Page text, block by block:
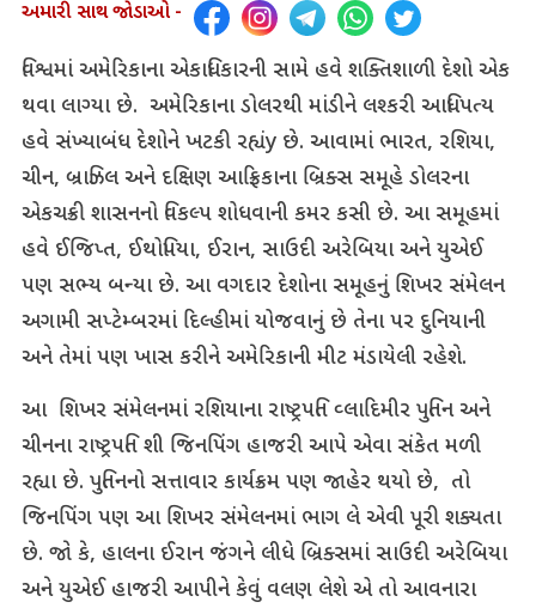
અમારી સાથ જોડાઓ -
વિશ્વમાં અમેરિકાના એકાધિકારની સામે હવે શક્તિશાળી દેશો એક
થવા લાગ્યા છે. અમેરિકાના ડોલરથી માંડીને લશ્કરી આધિપત્ય
હવે સંખ્યાબંધ દેશોને ખટકી રહ્યંy છે. આવામાં ભારત, રશિયા,
ચીન, બ્રાઝિલ અને દક્ષિણ આફ્રિકાના બ્રિક્સ સમૂહે ડોલરના
એકચક્રી શાસનનો વિકલ્પ શોધવાની કમર કસી છે. આ સમૂહમાં
હવે ઈજિપ્ત, ઈથોપિયા, ઈરાન, સાઉદી અરેબિયા અને યુએઈ
પણ સભ્ય બન્યા છે. આ વગદાર દેશોના સમૂહનું શિખર સંમેલન
અગામી સપ્ટેમ્બરમાં દિલ્હીમાં યોજવાનું છે તેના પર દુનિયાની
અને તેમાં પણ ખાસ કરીને અમેરિકાની મીટ મંડાયેલી રહેશે.
આ શિખર સંમેલનમાં રશિયાના રાષ્ટ્રપતિ વ્લાદિમીર પુતિન અને
ચીનના રાષ્ટ્રપતિ શી જિનપિંગ હાજરી આપે એવા સંકેત મળી
રહ્યા છે. પુતિનનો સત્તાવાર કાર્યક્રમ પણ જાહેર થયો છે, તો
જિનપિંગ પણ આ શિખર સંમેલનમાં ભાગ લે એવી પૂરી શક્યતા
છે. જો કે, હાલના ઈરાન જંગને લીધે બ્રિક્સમાં સાઉદી અરેબિયા
અને યુએઈ હાજરી આપીને કેવું વલણ લેશે એ તો આવનારા